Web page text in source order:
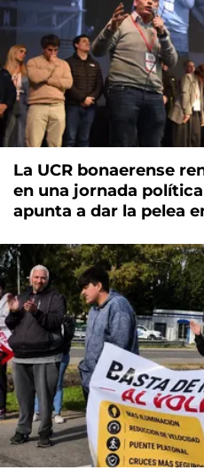
La UCR bonaerense
en una jornada
apunta a dar la pelea